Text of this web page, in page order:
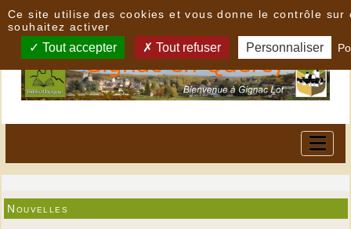
Nouvelles
Ce site utilise des cookies et vous donne le contrôle sur
souhaitez activer
Tout accepter Tout refuser Personnaliser